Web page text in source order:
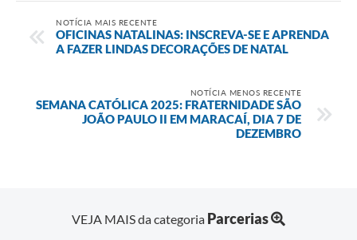
NOTÍCIA MAIS RECENTE
OFICINAS NATALINAS: INSCREVA-SE E APRENDA
A FAZER LINDAS DECORAÇÕES DE NATAL
NOTÍCIA MENOS RECENTE
SEMANA CATÓLICA 2025: FRATERNIDADE SÃO
JOÃO PAULO II EM MARACAÍ, DIA 7 DE
DEZEMBRO
VEJA MAIS da categoria Parcerias